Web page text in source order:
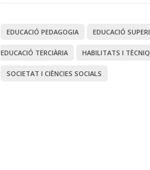
EDUCACIÓ PEDAGOGIA EDUCACIÓ
EDUCACIÓ TERCIÀRIA HABILITATS I
SOCIETAT I CIÈNCIES SOCIALS